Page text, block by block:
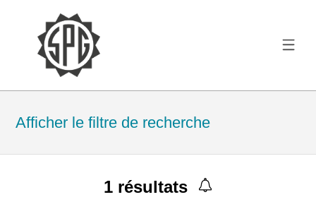
Afficher le filtre de recherche
1résultats